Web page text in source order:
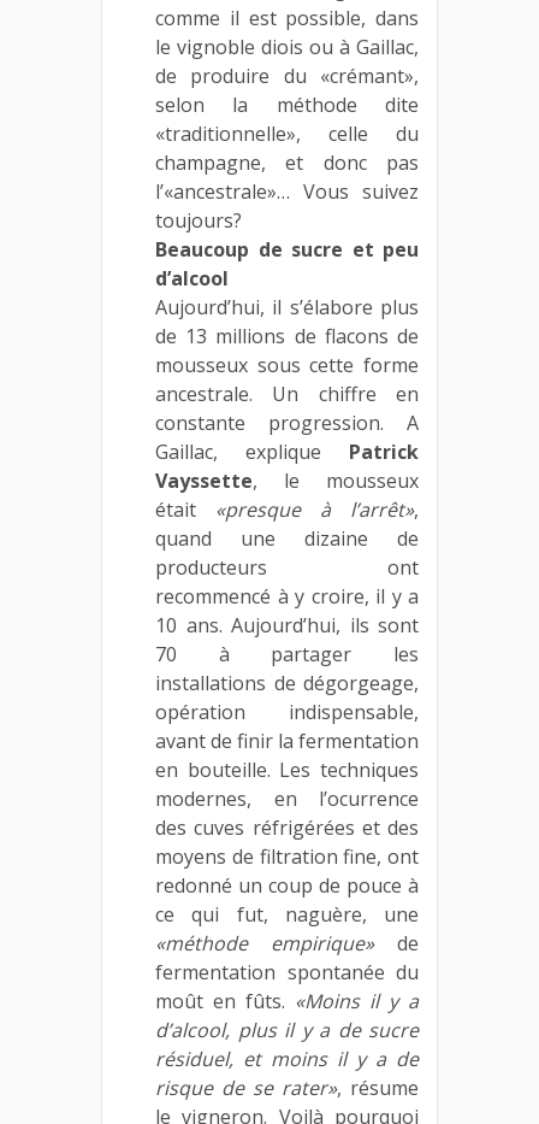
comme il est possible, dans
le vignoble diois ou à Gaillac,
de produire du «crémant»,
selon la méthode dite
«traditionnelle», celle du
champagne, et donc pas
l’«ancestrale»… Vous suivez
toujours?
Beaucoup de sucre et peu
d’alcool
Aujourd’hui, il s’élabore plus
de 13 millions de flacons de
mousseux sous cette forme
ancestrale. Un chiffre en
constante progression. A
Gaillac, explique Patrick
Vayssette, le mousseux
était «presque à l’arrêt»,
quand une dizaine de
producteurs ont
recommencé à y croire, il y a
10 ans. Aujourd’hui, ils sont
70 à partager les
installations de dégorgeage,
opération indispensable,
avant de finir la fermentation
en bouteille. Les techniques
modernes, en l’ocurrence
des cuves réfrigérées et des
moyens de filtration fine, ont
redonné un coup de pouce à
ce qui fut, naguère, une
«méthode empirique»de
fermentation spontanée du
moût en fûts. «Moins il y a
d’alcool, plus il y a de sucre
résiduel, et moins il y a de
risque de se rater», résume
le vigneron. Voilà pourquoi